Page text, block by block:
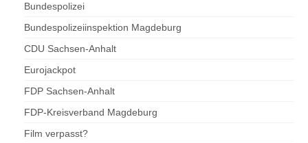
Bundespolizei
Bundespolizeiinspektion Magdeburg
CDU Sachsen-Anhalt
Eurojackpot
FDP Sachsen-Anhalt
FDP-Kreisverband Magdeburg
Film verpasst?